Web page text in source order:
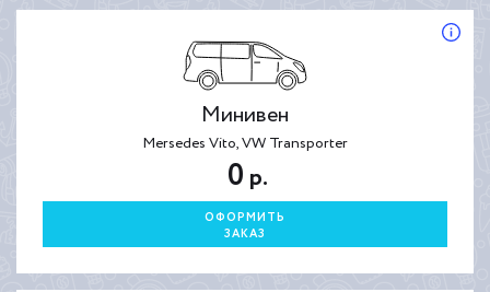
Минивен
Mersedes Vito, VW Transporter
0 р.
ОФОРМИТЬ
ЗАКАЗ